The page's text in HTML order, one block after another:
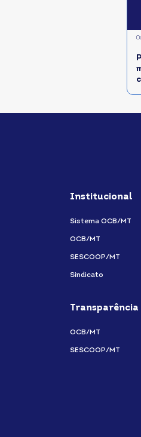
Institucional
Sistema OCB/MT
OCB/MT
SESCOOP/MT
Sindicato
Transparência
OCB/MT
SESCOOP/MT